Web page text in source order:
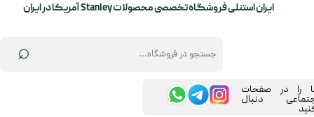
⌕
ایران استنلی فروشگاه تخصصی محصولات Stanley آمریکا در ایران
را در صفحات
دنبال